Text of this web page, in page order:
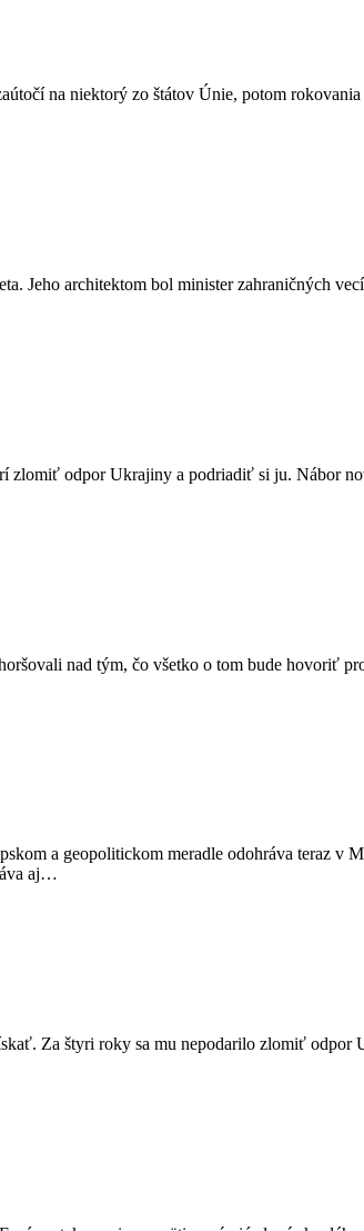
na niektorý zo štátov Únie, potom
Jeho architektom bol minister zahraničných
zlomiť odpor Ukrajiny a podriadiť si ju. Nábor
nad tým, čo všetko o tom bude hovoriť
a geopolitickom meradle odohráva teraz v
aj…
Za štyri roky sa mu nepodarilo zlomiť